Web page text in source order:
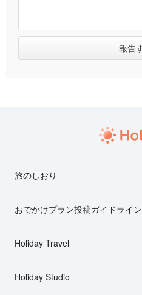
旅のしおり
おでかけプラン投稿ガイドライン
Holiday Travel
Holiday Studio